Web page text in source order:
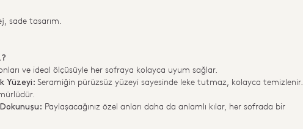
sade tasarım.
ve ideal ölçüsüyle her sofraya kolayca uyum sağlar.
Yüzeyi: Seramiğin pürüzsüz yüzeyi sayesinde leke tutmaz, kolayca temizlenir.
Paylaşacağınız özel anları daha da anlamlı kılar, her sofrada bir